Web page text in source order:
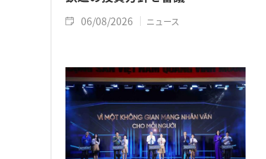
06/08/2026 ニュース